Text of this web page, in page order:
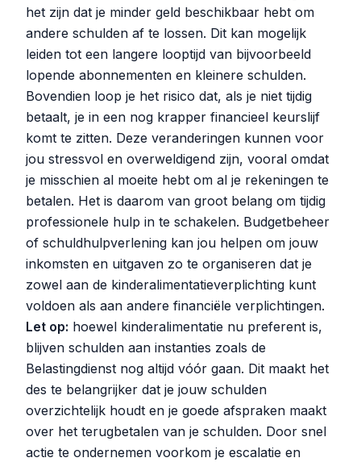
het zijn dat je minder geld beschikbaar hebt om
andere schulden af te lossen. Dit kan mogelijk
leiden tot een langere looptijd van bijvoorbeeld
lopende abonnementen en kleinere schulden.
Bovendien loop je het risico dat, als je niet tijdig
betaalt, je in een nog krapper financieel keurslijf
komt te zitten. Deze veranderingen kunnen voor
jou stressvol en overweldigend zijn, vooral omdat
je misschien al moeite hebt om al je rekeningen te
betalen. Het is daarom van groot belang om tijdig
professionele hulp in te schakelen. Budgetbeheer
of schuldhulpverlening kan jou helpen om jouw
inkomsten en uitgaven zo te organiseren dat je
zowel aan de kinderalimentatieverplichting kunt
voldoen als aan andere financiële verplichtingen.
Let op: hoewel kinderalimentatie nu preferent is,
blijven schulden aan instanties zoals de
Belastingdienst nog altijd vóór gaan. Dit maakt het
des te belangrijker dat je jouw schulden
overzichtelijk houdt en je goede afspraken maakt
over het terugbetalen van je schulden. Door snel
actie te ondernemen voorkom je escalatie en